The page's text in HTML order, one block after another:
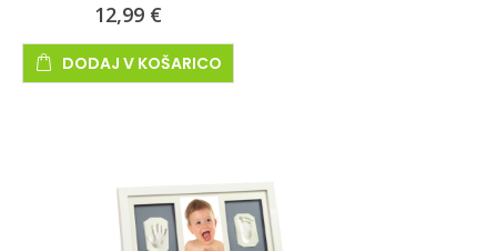
12,99 €
DODAJ V KOŠARICO